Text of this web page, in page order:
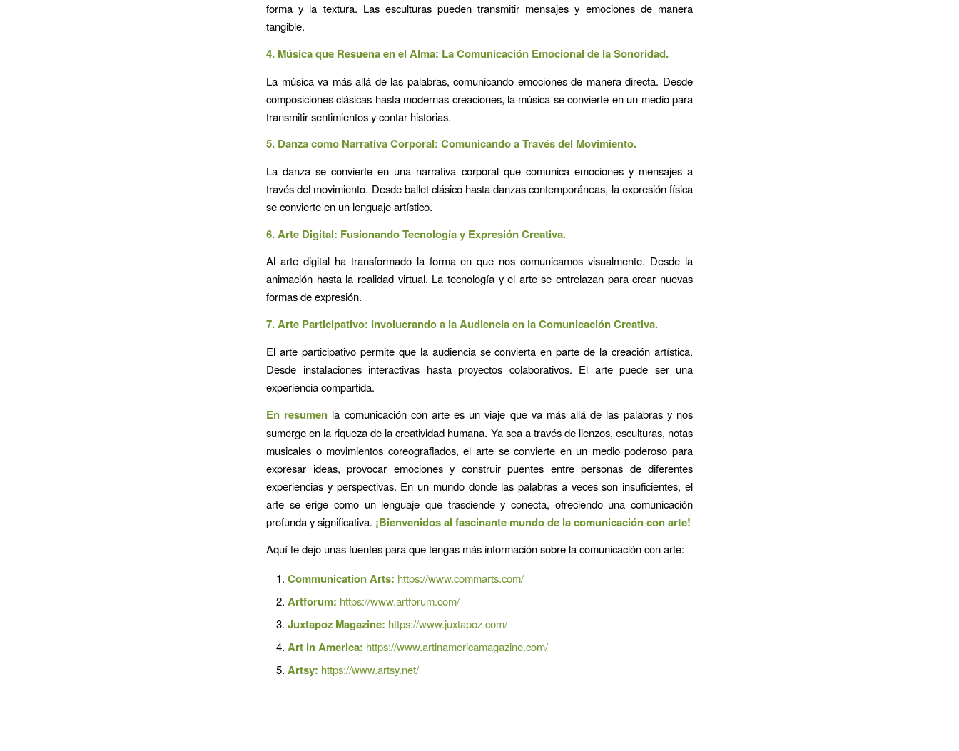
forma y la textura. Las esculturas pueden transmitir mensajes y emociones de manera
tangible.
4. Música que Resuena en el Alma: La Comunicación Emocional de la Sonoridad.
La música va más allá de las palabras, comunicando emociones de manera directa. Desde
composiciones clásicas hasta modernas creaciones, la música se convierte en un medio para
transmitir sentimientos y contar historias.
5. Danza como Narrativa Corporal: Comunicando a Través del Movimiento.
La danza se convierte en una narrativa corporal que comunica emociones y mensajes a
través del movimiento. Desde ballet clásico hasta danzas contemporáneas, la expresión física
se convierte en un lenguaje artístico.
6. Arte Digital: Fusionando Tecnología y Expresión Creativa.
Al arte digital ha transformado la forma en que nos comunicamos visualmente. Desde la
animación hasta la realidad virtual. La tecnología y el arte se entrelazan para crear nuevas
formas de expresión.
7. Arte Participativo: Involucrando a la Audiencia en la Comunicación Creativa.
El arte participativo permite que la audiencia se convierta en parte de la creación artística.
Desde instalaciones interactivas hasta proyectos colaborativos. El arte puede ser una
experiencia compartida.
En resumen la comunicación con arte es un viaje que va más allá de las palabras y nos
sumerge en la riqueza de la creatividad humana. Ya sea a través de lienzos, esculturas, notas
musicales o movimientos coreografiados, el arte se convierte en un medio poderoso para
expresar ideas, provocar emociones y construir puentes entre personas de diferentes
experiencias y perspectivas. En un mundo donde las palabras a veces son insuficientes, el
arte se erige como un lenguaje que trasciende y conecta, ofreciendo una comunicación
profunda y significativa. ¡Bienvenidos al fascinante mundo de la comunicación con arte!
Aquí te dejo unas fuentes para que tengas más información sobre la comunicación con arte:
Communication Arts: https://www.commarts.com/
Artforum: https://www.artforum.com/
Juxtapoz Magazine: https://www.juxtapoz.com/
Art in America: https://www.artinamericamagazine.com/
Artsy: https://www.artsy.net/